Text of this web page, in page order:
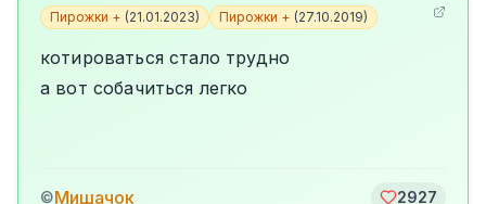
Пирожки + (21.01.2023) Пирожки + (27.10.2019)
котироваться стало трудно
а вот собачиться легко
©Мишачок 2927